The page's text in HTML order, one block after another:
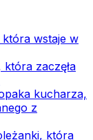
wstaje w
zaczęła
kucharza,
z
która